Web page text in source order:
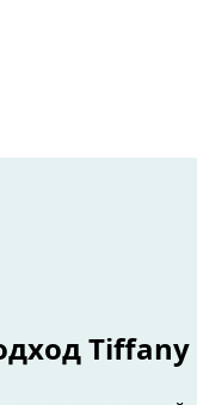
Tiffany